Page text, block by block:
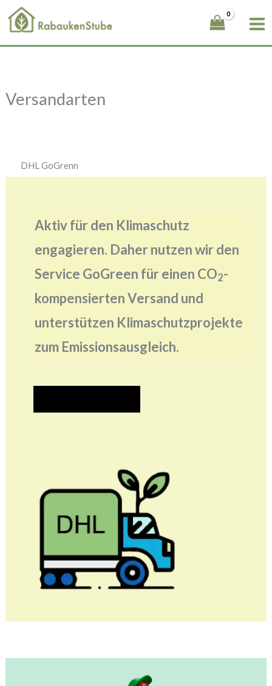
Inhalt
springen
Versandarten
DHL GoGrenn
Aktiv für den Klimaschutz
engagieren. Daher nutzen wir den
Service GoGreen für einen CO2-
kompensierten Versand und
unterstützen Klimaschutzprojekte
zum Emissionsausgleich.